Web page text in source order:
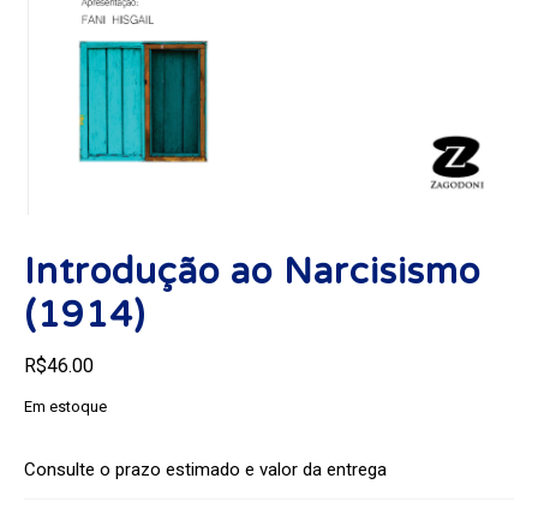
Introdução ao Narcisismo
(1914)
R$46.00
Em estoque
Consulte o prazo estimado e valor da entrega